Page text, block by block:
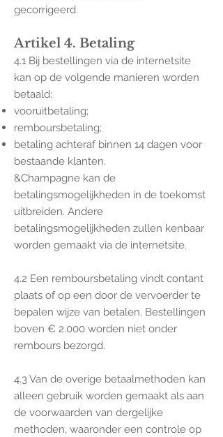
gecorrigeerd.
Artikel 4. Betaling
4.1 Bij bestellingen via de internetsite
kan op de volgende manieren worden
betaald:
vooruitbetaling;
remboursbetaling;
betaling achteraf binnen 14 dagen voor
bestaande klanten.
&Champagne kan de
betalingsmogelijkheden in de toekomst
uitbreiden. Andere
betalingsmogelijkheden zullen kenbaar
worden gemaakt via de internetsite.
4.2 Een remboursbetaling vindt contant
plaats of op een door de vervoerder te
bepalen wijze van betalen. Bestellingen
boven € 2.000 worden niet onder
rembours bezorgd.
4.3 Van de overige betaalmethoden kan
alleen gebruik worden gemaakt als aan
de voorwaarden van dergelijke
methoden, waaronder een controle op